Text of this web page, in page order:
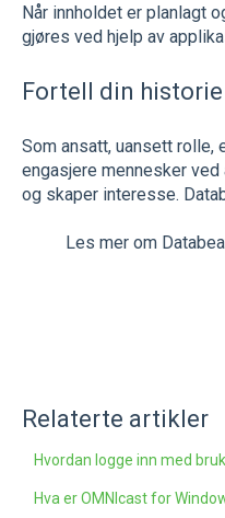
Når innholdet er planlagt
gjøres ved hjelp av
Fortell din historie
Som ansatt, uansett
engasjere mennesker
og skaper interesse.
Les mer om
Relaterte artikler
Hvordan logge inn med
Hva er OMNIcast for